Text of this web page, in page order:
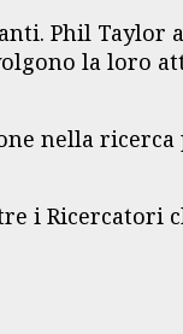
Phil Taylor
la loro
nella
i Ricercatori